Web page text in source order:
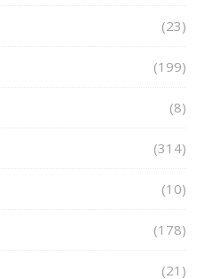
(23)
(199)
(8)
(314)
(10)
(178)
(21)